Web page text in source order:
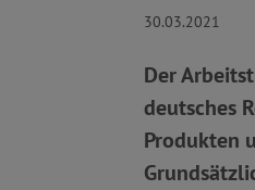
30.03.2021
Der
deutsches
Produkten